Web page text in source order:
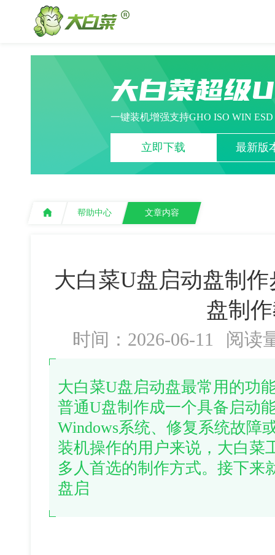
大白菜超级
一键装机增强支持GHO ISO WIN
立即下载 最新版
帮助中心 文章内容
大白菜U盘启动盘制
盘制
时间：2026-06-11 阅读
大白菜U盘启动盘最常用的功
普通U盘制作成一个具备启动
Windows系统、修复系统故障
装机操作的用户来说，大白菜
多人首选的制作方式。接下来
盘启